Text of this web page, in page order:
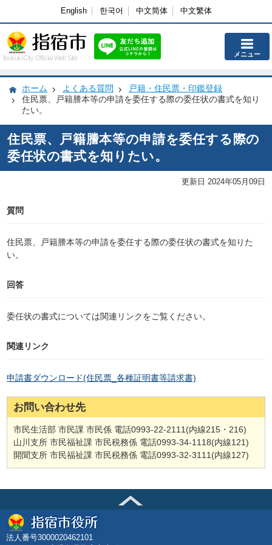
English 한국어 中文简体 中文繁体
Ibusuki City Official Web Site メニュー
ホーム よくある質問
戸籍・住民票・印鑑登録
住民票、戸籍謄本等の申請を委任する際の委任状の書式を知り
たい。
住民票、戸籍謄本等の申請を委任する際の
委任状の書式を知りたい。
更新日 2024年05月09日
質問
住民票、戸籍謄本等の申請を委任する際の委任状の書式を知りた
い。
回答
委任状の書式については関連リンクをご覧ください。
関連リンク
申請書ダウンロード(住民票_各種証明書等請求書)
お問い合わせ先
市民生活部 市民課 市民係 電話0993-22-2111(内線215・216)
山川支所 市民福祉課 市民税務係 電話0993-34-1118(内線121)
開聞支所 市民福祉課 市民税務係 電話0993-32-3111(内線127)
法人番号3000020462101